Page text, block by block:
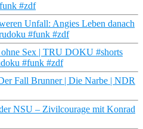
#zdf
Unfall: Angies Leben danach
#funk #zdf
Sex | TRU DOKU #shorts
#funk #zdf
Fall Brunner | Die Narbe | NDR
NSU – Zivilcourage mit Konrad